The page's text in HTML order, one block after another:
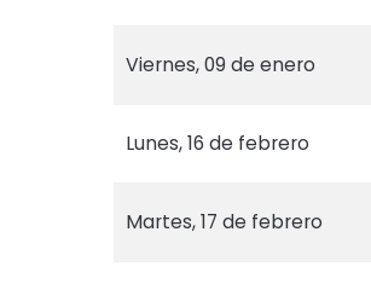
Viernes, 09 de enero
Lunes, 16 de febrero
Martes, 17 de febrero